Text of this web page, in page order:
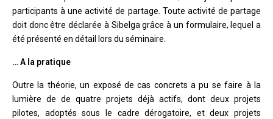
participants à une activité de partage. Toute activité de partage
doit donc être déclarée à Sibelga grâce à un formulaire, lequel a
été présenté en détail lors du séminaire.
… A la pratique
Outre la théorie, un exposé de cas concrets a pu se faire à la
lumière de de quatre projets déjà actifs, dont deux projets
pilotes, adoptés sous le cadre dérogatoire, et deux projets